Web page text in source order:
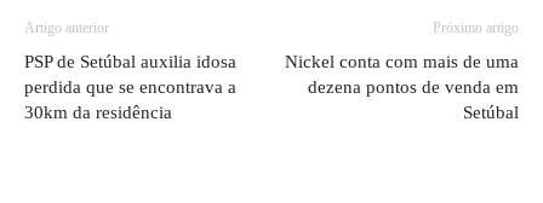
Artigo anterior
PSP de Setúbal auxilia idosa
perdida que se encontrava a
30km da residência
Próximo artigo
Nickel conta com mais de uma
dezena pontos de venda em
Setúbal